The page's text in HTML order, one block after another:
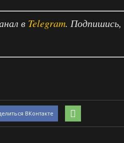
в Telegram. Подпишись,
ВКонтакте